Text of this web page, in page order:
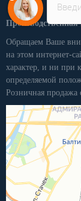
Обращаем Ваше
на этом интернет-
характер, и ни при
определяемой
Розничная продажа